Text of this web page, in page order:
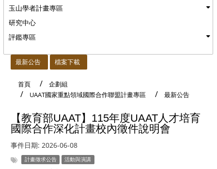
玉山學者計畫專區
研究中心
評鑑專區
最新公告 檔案下載
首頁
企劃組
UAAT國家重點領域國際合作聯盟計畫專區
最新公告
【教育部UAAT】115年度UAAT人才培育
國際合作深化計畫校內徵件說明會
事件日期: 2026-06-08
計畫徵求公告 活動與演講